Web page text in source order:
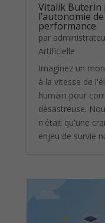
Vitalik Buterin
l’autonomie
performance
par
Artificielle
Imaginez un
à la vitesse de
humain pour
désastreuse.
n'était qu'une
enjeu de survie